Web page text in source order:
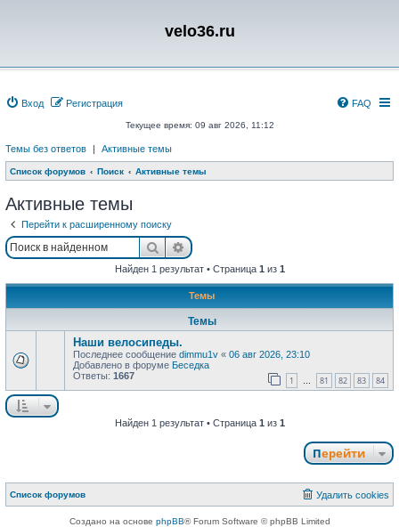
velo36.ru
Вход Регистрация FAQ
Текущее время: 09 авг 2026, 11:12
Темы без ответов | Активные темы
Список форумов Поиск Активные темы
Активные темы
Перейти к расширенному поиску
ПоискРасширенный поиск
Найден 1 результат • Страница 1 из 1
Темы
Темы
Наши велосипеды.
Последнее сообщение dimmu1v « 06 авг 2026, 23:10
Добавлено в форуме Беседка
Ответы: 1667 1 81 82 83 84
Найден 1 результат • Страница 1 из 1
Перейти
Список форумов Удалить cookies
Создано на основе phpBB® Forum Software © phpBB Limited